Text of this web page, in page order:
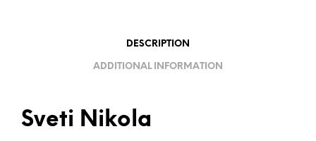
DESCRIPTION
ADDITIONAL INFORMATION
Sveti Nikola